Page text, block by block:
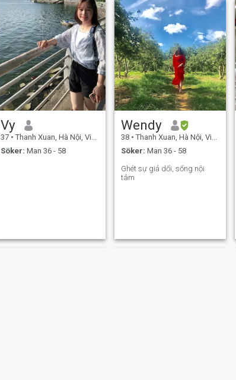
Vy
37 • Thanh Xuan, Hà Nội, Vietnam
Söker: Man 36 - 58
Wendy
38 • Thanh Xuan, Hà Nội, Vietnam
Söker: Man 36 - 58
Ghét sự giả dối, sống nội
tâm